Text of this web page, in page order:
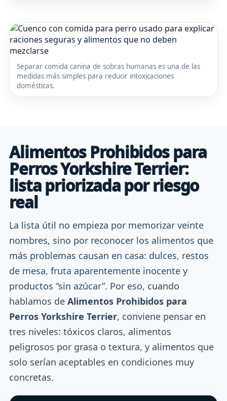
Separar comida canina de sobras humanas es una de las
medidas más simples para reducir intoxicaciones
domésticas.
Alimentos Prohibidos para
Perros Yorkshire Terrier:
lista priorizada por riesgo
real
La lista útil no empieza por memorizar veinte
nombres, sino por reconocer los alimentos que
más problemas causan en casa: dulces, restos
de mesa, fruta aparentemente inocente y
productos “sin azúcar”. Por eso, cuando
hablamos de Alimentos Prohibidos para
Perros Yorkshire Terrier, conviene pensar en
tres niveles: tóxicos claros, alimentos
peligrosos por grasa o textura, y alimentos que
solo serían aceptables en condiciones muy
concretas.